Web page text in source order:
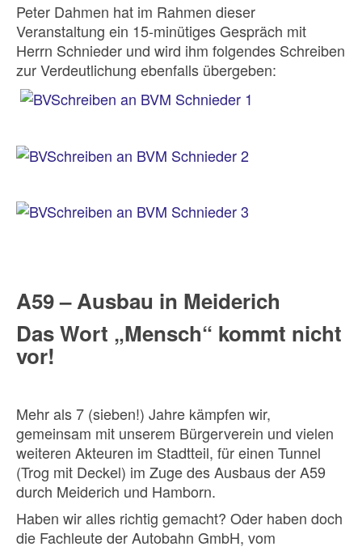
Peter Dahmen hat im Rahmen dieser
Veranstaltung ein 15-minütiges Gespräch mit
Herrn Schnieder und wird ihm folgendes Schreiben
zur Verdeutlichung ebenfalls übergeben:
A59 – Ausbau in Meiderich
Das Wort „Mensch“ kommt nicht
vor!
Mehr als 7 (sieben!) Jahre kämpfen wir,
gemeinsam mit unserem Bürgerverein und vielen
weiteren Akteuren im Stadtteil, für einen Tunnel
(Trog mit Deckel) im Zuge des Ausbaus der A59
durch Meiderich und Hamborn.
Haben wir alles richtig gemacht? Oder haben doch
die Fachleute der Autobahn GmbH, vom